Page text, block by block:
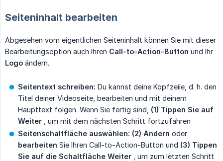
Seiteninhalt bearbeiten
Abgesehen vom eigentlichen Seiteninhalt können Sie mit dieser
Bearbeitungsoption auch Ihren Call-to-Action-Button und Ihr
Logo ändern.
Seitentext schreiben: Du kannst deine Kopfzeile, d. h. den
Titel deiner Videoseite, bearbeiten und mit deinem
Haupttext folgen. Wenn Sie fertig sind, (1) Tippen Sie auf
Weiter , um mit dem nächsten Schritt fortzufahren
Seitenschaltfläche auswählen: (2) Ändern oder
bearbeiten Sie Ihren Call-to-Action-Button und (3) Tippen
Sie auf die Schaltfläche Weiter , um zum letzten Schritt